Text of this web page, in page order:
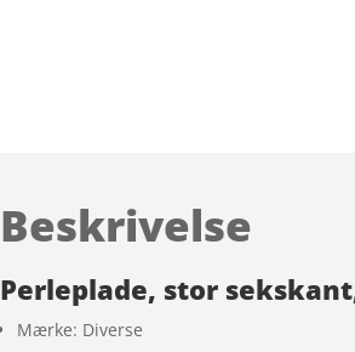
Beskrivelse
Perleplade, stor
Mærke: Diverse